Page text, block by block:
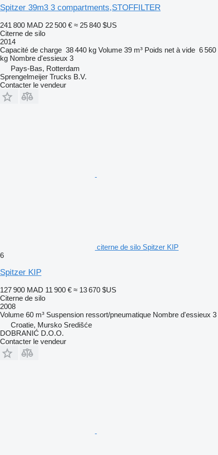
Spitzer 39m3 3 compartments,STOFFILTER
241 800 MAD 22 500 € ≈ 25 840 $US
Citerne de silo
2014
Capacité de charge 38 440 kg Volume 39 m³ Poids net à vide 6 560
kg Nombre d'essieux 3
Pays-Bas, Rotterdam
Sprengelmeijer Trucks B.V.
Contacter le vendeur
citerne de silo Spitzer KIP
6
Spitzer KIP
127 900 MAD 11 900 € ≈ 13 670 $US
Citerne de silo
2008
Volume 60 m³ Suspension ressort/pneumatique Nombre d'essieux 3
Croatie, Mursko Središće
DOBRANIĆ D.O.O.
Contacter le vendeur